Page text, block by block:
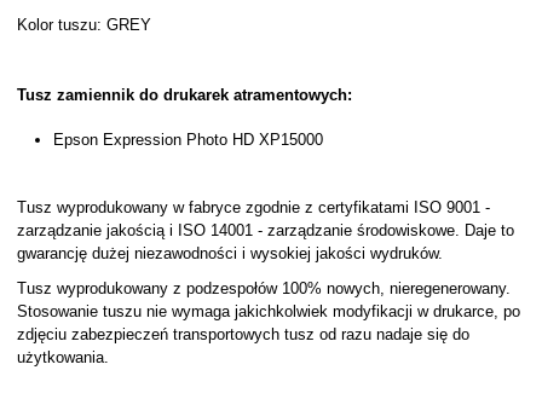
Kolor tuszu: GREY
Tusz zamiennik do drukarek atramentowych:
Epson Expression Photo HD XP15000
Tusz wyprodukowany w fabryce zgodnie z certyfikatami ISO 9001 -
zarządzanie jakością i ISO 14001 - zarządzanie środowiskowe. Daje to
gwarancję dużej niezawodności i wysokiej jakości wydruków.
Tusz wyprodukowany z podzespołów 100% nowych, nieregenerowany.
Stosowanie tuszu nie wymaga jakichkolwiek modyfikacji w drukarce, po
zdjęciu zabezpieczeń transportowych tusz od razu nadaje się do
użytkowania.